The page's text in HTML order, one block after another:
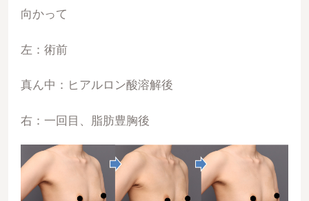
向かって
左：術前
真ん中：ヒアルロン酸溶解後
右：一回目、脂肪豊胸後